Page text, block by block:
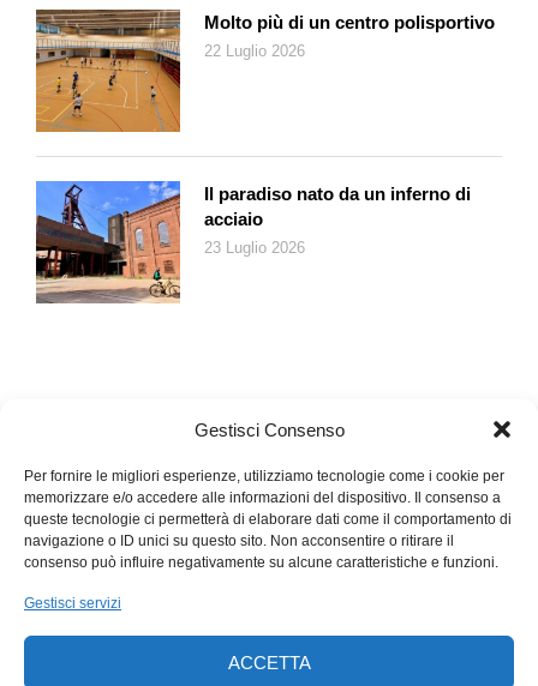
Gestisci Consenso
Per fornire le migliori esperienze, utilizziamo tecnologie come i cookie per
memorizzare e/o accedere alle informazioni del dispositivo. Il consenso a
queste tecnologie ci permetterà di elaborare dati come il comportamento di
navigazione o ID unici su questo sito. Non acconsentire o ritirare il
consenso può influire negativamente su alcune caratteristiche e funzioni.
Gestisci servizi
ACCETTA
Molto più di un centro polisportivo
22 Luglio 2026
Il paradiso nato da un inferno di
acciaio
23 Luglio 2026